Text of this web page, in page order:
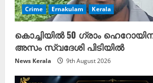
Crime Ernakulam Kerala
കൊച്ചിയിൽ 50 ഗ്രാം
അസം സ്വദേശി പിടിയിൽ
News Kerala 9th August 2026